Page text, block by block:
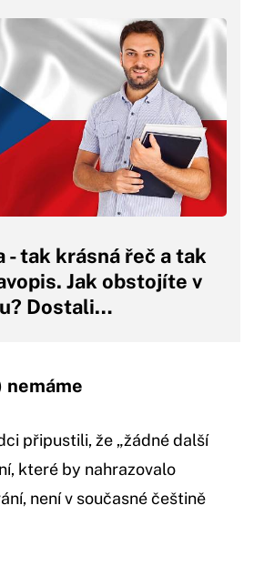
- tak krásná řeč a tak
Jak obstojíte v
Dostali…
nemáme
připustili, že „žádné další
které by nahrazovalo
není v současné češtině